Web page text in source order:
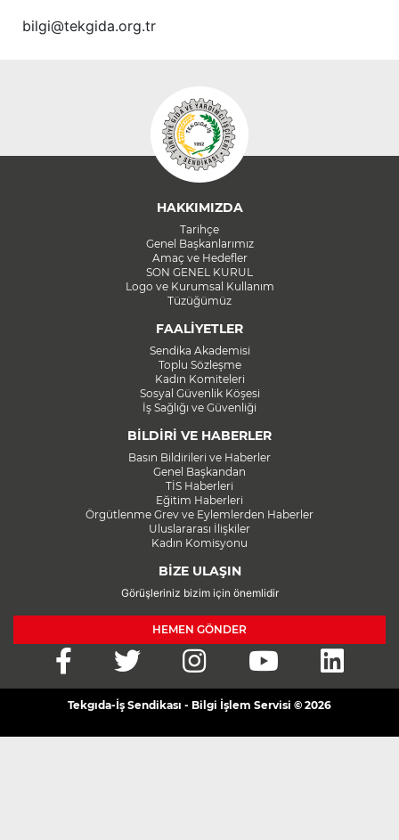
bilgi@tekgida.org.tr
HAKKIMIZDA
Tarihçe
Genel Başkanlarımız
Amaç ve Hedefler
SON GENEL KURUL
Logo ve Kurumsal Kullanım
Tüzüğümüz
FAALİYETLER
Sendika Akademisi
Toplu Sözleşme
Kadın Komiteleri
Sosyal Güvenlik Köşesi
İş Sağlığı ve Güvenliği
BİLDİRİ VE HABERLER
Basın Bildirileri ve Haberler
Genel Başkandan
TİS Haberleri
Eğitim Haberleri
Örgütlenme Grev ve Eylemlerden Haberler
Uluslararası İlişkiler
Kadın Komisyonu
BİZE ULAŞIN
Görüşleriniz bizim için önemlidir
HEMEN GÖNDER
Tekgıda-İş Sendikası - Bilgi İşlem Servisi © 2026